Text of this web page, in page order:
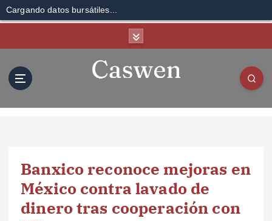
Cargando datos bursátiles...
Banxico reconoce mejoras en
México contra lavado de
dinero tras cooperación con